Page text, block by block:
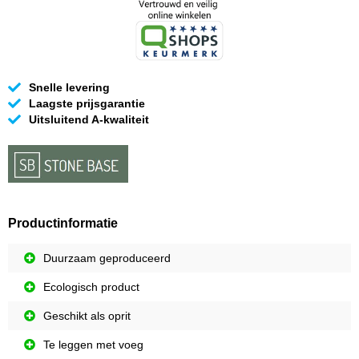
Snelle levering
Laagste prijsgarantie
Uitsluitend A-kwaliteit
Productinformatie
Duurzaam geproduceerd
Ecologisch product
Geschikt als oprit
Te leggen met voeg